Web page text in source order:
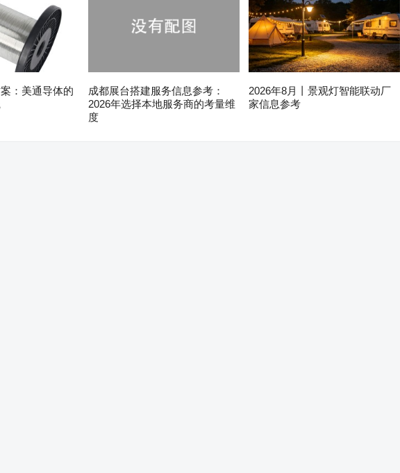
：美通导体的
成都展台搭建服务信息参考：
2026年选择本地服务商的考量维
度
2026年8月丨景观灯智能联动厂
家信息参考